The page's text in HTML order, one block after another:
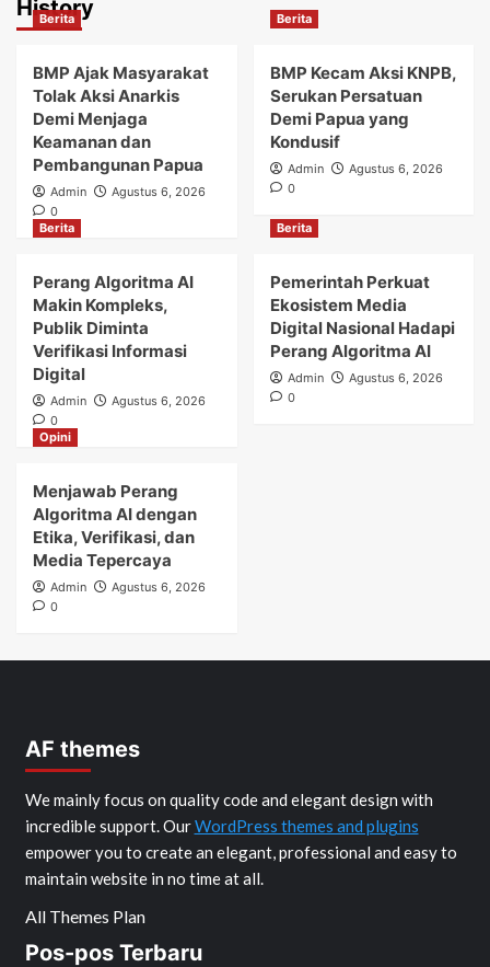
History
Berita
BMP Ajak Masyarakat
Tolak Aksi Anarkis
Demi Menjaga
Keamanan dan
Pembangunan Papua
Admin
Agustus 6, 2026
0
Berita
BMP Kecam Aksi KNPB,
Serukan Persatuan
Demi Papua yang
Kondusif
Admin
Agustus 6, 2026
0
Berita
Perang Algoritma AI
Makin Kompleks,
Publik Diminta
Verifikasi Informasi
Digital
Admin
Agustus 6, 2026
0
Berita
Pemerintah Perkuat
Ekosistem Media
Digital Nasional Hadapi
Perang Algoritma AI
Admin
Agustus 6, 2026
0
Opini
Menjawab Perang
Algoritma AI dengan
Etika, Verifikasi, dan
Media Tepercaya
Admin
Agustus 6, 2026
0
AF themes
We mainly focus on quality code and elegant design with
incredible support. OurWordPress themes and plugins
empower you to create an elegant, professional and easy to
maintain website in no time at all.
All Themes Plan
Pos-pos Terbaru